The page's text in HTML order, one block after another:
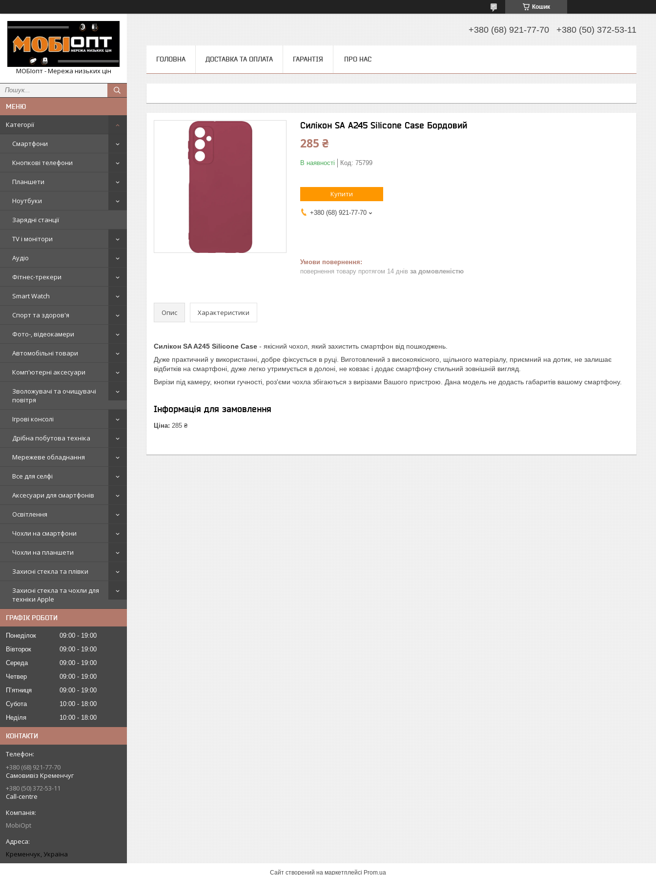
Кошик
МОБІопт - Мережа низьких цін
Категорії
Смартфони
Кнопкові телефони
Планшети
Ноутбуки
Зарядні станції
TV і монітори
Аудіо
Фітнес-трекери
Smart Watch
Спорт та здоров'я
Фото-, відеокамери
Автомобільні товари
Комп'ютерні аксесуари
Зволожувачі та очищувачі
повітря
Ігрові консолі
Дрібна побутова техніка
Мережеве обладнання
Все для селфі
Аксесуари для смартфонів
Освітлення
Чохли на смартфони
Чохли на планшети
Захисні стекла та плівки
Захисні стекла та чохли для
техніки Apple
ГРАФІК РОБОТИ
Понеділок 09:00
19:00
Вівторок
09:00
19:00
Середа
09:00
19:00
Четвер
09:00
19:00
Пʼятниця
09:00
19:00
Субота
10:00
18:00
Неділя
10:00 18:00
КОНТАКТИ
+380 (68) 921-77-70
Самовивіз Кременчуг
+380 (50) 372-53-11
Call-centre
MobiOpt
Кременчук, Україна
+380 (68) 921-77-70 +380 (50) 372-53-11
ГОЛОВНА ДОСТАВКА ТА ОПЛАТА ГАРАНТІЯ ПРО НАС
Силікон SA A245 Silicone Case Бордовий
285 ₴
В наявності Код: 75799
Купити
+380 (68) 921-77-70
повернення товару протягом 14 днів за домовленістю
Опис Характеристики
Силікон SA A245 Silicone Case - якісний чохол, який захистить смартфон від пошкоджень.
Дуже практичний у використанні, добре фіксується в руці. Виготовлений з високоякісного, щільного матеріалу, приємний на дотик, не залишає
відбитків на смартфоні, дуже легко утримується в долоні, не ковзає і додає смартфону стильний зовнішній вигляд.
Вирізи під камеру, кнопки гучності, роз'єми чохла збігаються з вирізами Вашого пристрою. Дана модель не додасть габаритів вашому смартфону.
Інформація для замовлення
Ціна: 285 ₴
Сайт створений на маркетплейсі Prom.ua